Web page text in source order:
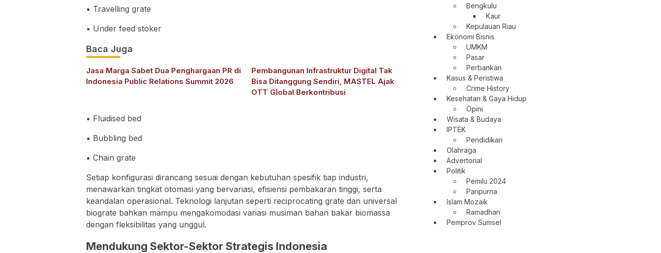
• Travelling grate
• Under feed stoker
Baca Juga
Jasa Marga Sabet Dua Penghargaan PR di
Indonesia Public Relations Summit 2026
Pembangunan Infrastruktur Digital Tak
Bisa Ditanggung Sendiri, MASTEL Ajak
OTT Global Berkontribusi
• Fluidised bed
• Bubbling bed
• Chain grate
Setiap konfigurasi dirancang sesuai dengan kebutuhan spesifik tiap industri,
menawarkan tingkat otomasi yang bervariasi, efisiensi pembakaran tinggi, serta
keandalan operasional. Teknologi lanjutan seperti reciprocating grate dan universal
biograte bahkan mampu mengakomodasi variasi musiman bahan bakar biomassa
dengan fleksibilitas yang unggul.
Mendukung Sektor-Sektor Strategis Indonesia
Bengkulu
Kaur
Kepulauan Riau
Ekonomi Bisnis
UMKM
Pasar
Perbankan
Kasus & Peristiwa
Crime History
Kesehatan & Gaya Hidup
Opini
Wisata & Budaya
IPTEK
Pendidikan
Olahraga
Advertorial
Politik
Pemilu 2024
Paripurna
Islam Mozaik
Ramadhan
Pemprov Sumsel